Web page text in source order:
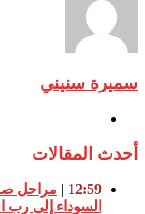
سميرة سنيني
أحدث المقالات
12:59
| مراحل
السوداء إلى رب